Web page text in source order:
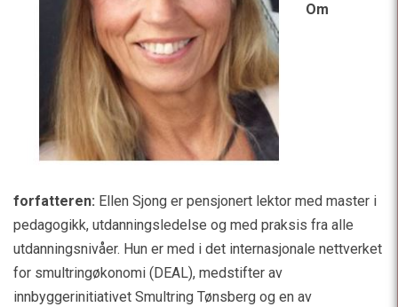
Om
forfatteren: Ellen Sjong er pensjonert lektor med master i
pedagogikk, utdanningsledelse og med praksis fra alle
utdanningsnivåer. Hun er med i det internasjonale nettverket
for smultringøkonomi (DEAL), medstifter av
innbyggerinitiativet Smultring Tønsberg og en av